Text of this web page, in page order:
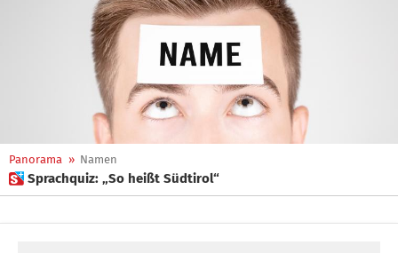
Panorama » Namen
 Sprachquiz: „So heißt Südtirol“